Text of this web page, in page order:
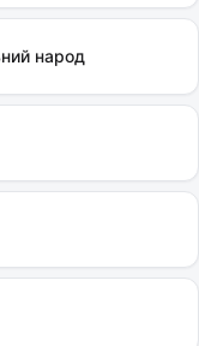
народ